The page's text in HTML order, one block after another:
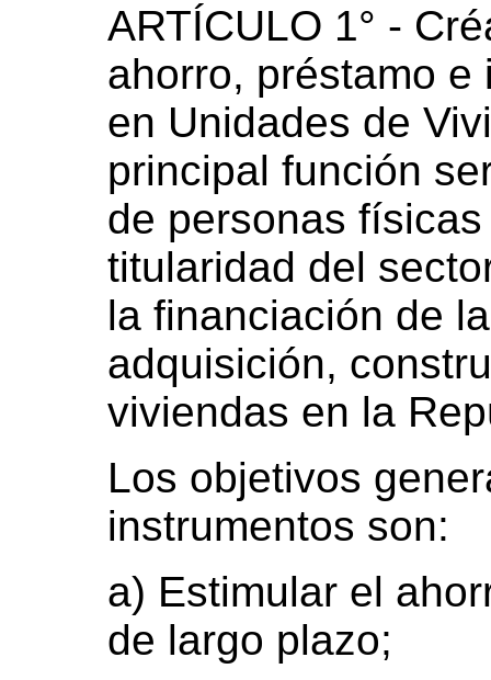
ARTÍCULO 1° -
ahorro, préstamo
en Unidades de
principal función
de personas
titularidad del
la financiación de
adquisición,
viviendas en la
Los objetivos
instrumentos son:
a) Estimular el
de largo plazo;